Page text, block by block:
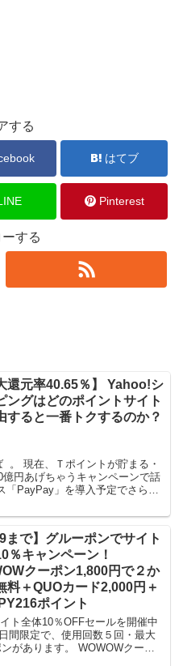
する
はてブ
Pinterest
する
還元率40.65％】 Yahoo!シ
ングはどのポイントサイト
すると一番トクするのか？
現在、Ｔポイントが貯まる・
円あげちゃうキャンペーンで話
「PayPay」を導入予定でさらに
まで】グルーポンでサイト
％キャンペーン！
クーポン1,800円で２か
料＋QUOカード2,000円＋
ポイント
ト全体10％OFFセールを開催中
間限定で、使用回数５回・最大
があります。 WOWOWクーポ